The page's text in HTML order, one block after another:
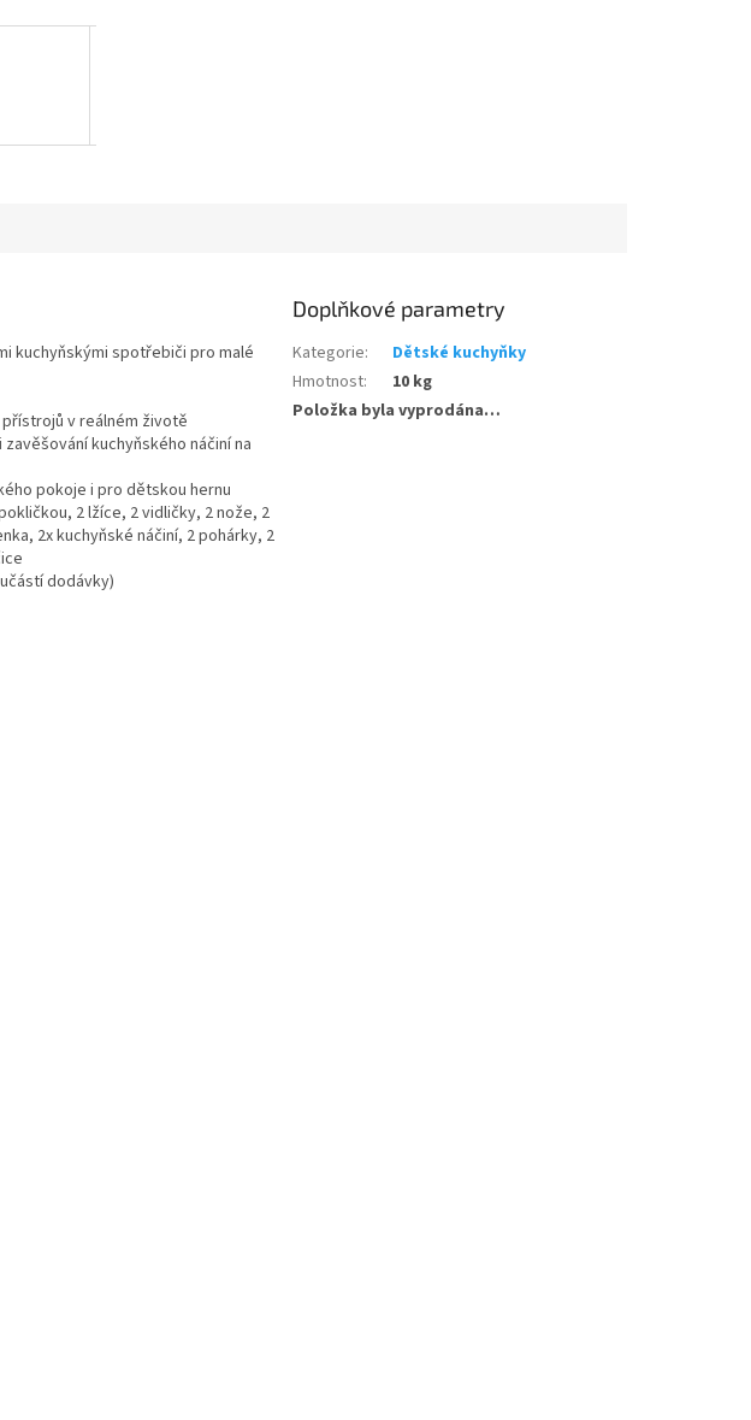
kuchyňskými spotřebiči pro malé
v reálném životě
kuchyňského náčiní na
pokoje i pro dětskou hernu
2 lžíce, 2 vidličky, 2 nože, 2
2x kuchyňské náčiní, 2 pohárky, 2
dodávky)
Doplňkové parametry
Kategorie:
Dětské kuchyňky
Hmotnost:
10 kg
Položka byla vyprodána…